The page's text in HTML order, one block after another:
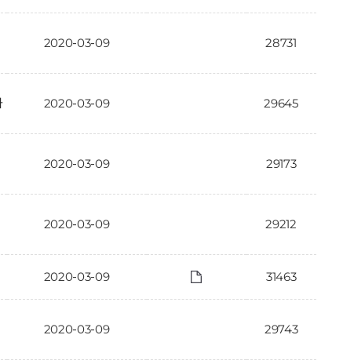
2020-03-09 28731
2020-03-09 29645
2020-03-09 29173
2020-03-09 29212
2020-03-09 31463
2020-03-09 29743